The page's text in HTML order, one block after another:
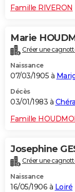
Famille RIVERON
Marie
Créer une
Naissance
07/03/1905 à
Décès
03/01/1983 à
Famille
Josephine
Créer une
Naissance
16/05/1906 à Loiré